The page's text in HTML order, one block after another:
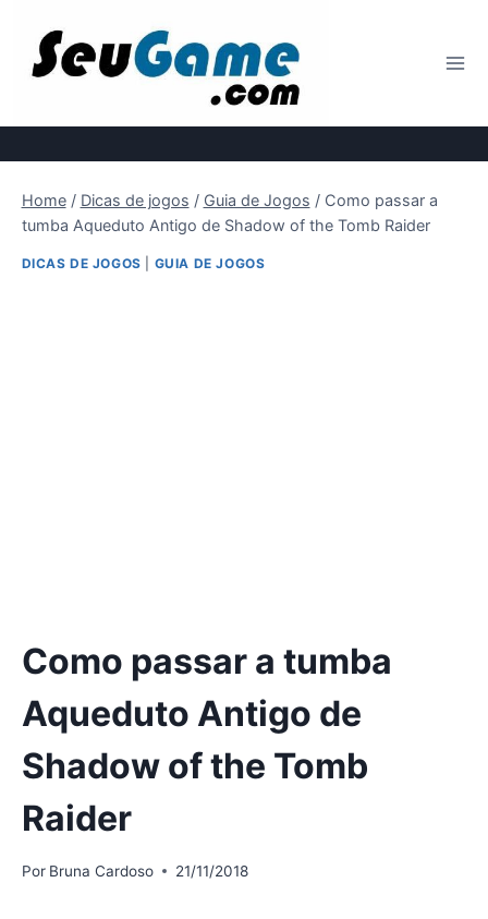
Home / Dicas de jogos / Guia de Jogos / Como passar a
tumba Aqueduto Antigo de Shadow of the Tomb Raider
DICAS DE JOGOS GUIA DE JOGOS
Como passar a tumba
Aqueduto Antigo de
Shadow of the Tomb
Raider
Por Bruna Cardoso 21/11/2018